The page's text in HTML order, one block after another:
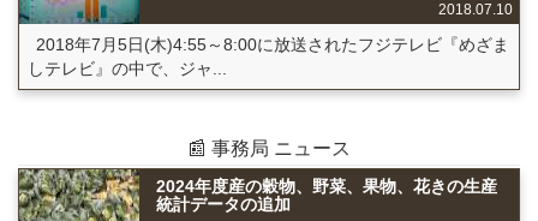
2018.07.10
2018年7月5日(木)4:55～8:00に放送されたフジテレビ『めざま
しテレビ』の中で、ジャ...
📰 事務局 ニュース
2024年度産の穀物、野菜、果物、花きの生産
統計データの追加